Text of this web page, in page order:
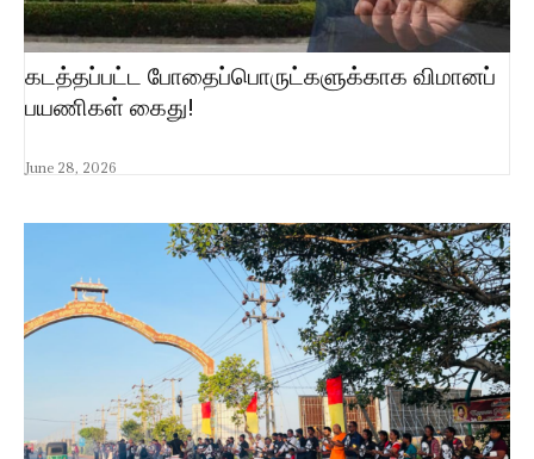
கடத்தப்பட்ட போதைப்பொருட்களுக்காக விமானப்
பயணிகள் கைது!
June 28, 2026